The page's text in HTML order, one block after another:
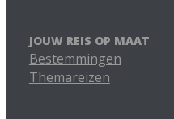
JOUW REIS OP MAAT
Bestemmingen
Themareizen